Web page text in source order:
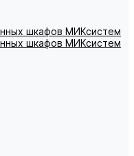
шкафов МИКсистем
шкафов МИКсистем